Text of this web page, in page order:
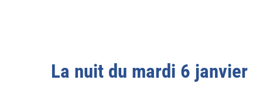
La nuit du mardi 6